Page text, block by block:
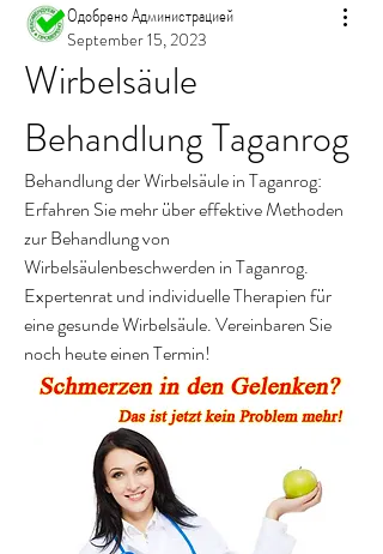
Одобрено Администрацией
September 15, 2023
Wirbelsäule
Behandlung Taganrog
Behandlung der Wirbelsäule in Taganrog:
Erfahren Sie mehr über effektive Methoden
zur Behandlung von
Wirbelsäulenbeschwerden in Taganrog.
Expertenrat und individuelle Therapien für
eine gesunde Wirbelsäule. Vereinbaren Sie
noch heute einen Termin!